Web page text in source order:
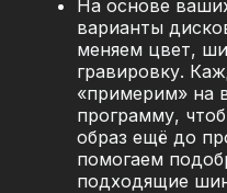
На основе
варианты
меняем цвет,
гравировку.
«примерим» на
программу,
образ ещё до
помогаем
подходящие